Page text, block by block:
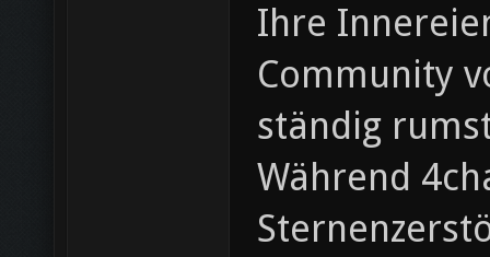
Ihre
Community
ständig
Während